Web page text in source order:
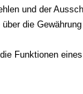
und der
die
Funktionen